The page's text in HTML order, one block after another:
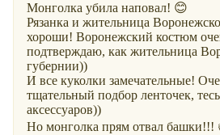
Монголка убила наповал! 😊
Рязанка и жительница
хороши! Воронежский костюм
подтверждаю, как жительница
губернии))
И все куколки замечательные!
тщательный подбор ленточек,
аксессуаров))
Но монголка прям отвал башки!!!